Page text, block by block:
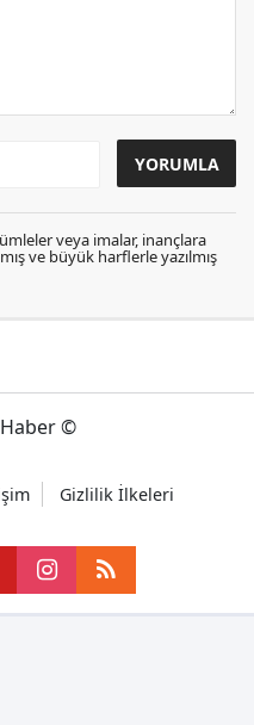
veya imalar, inançlara
ve büyük harflerle yazılmış
©
Gizlilik İlkeleri